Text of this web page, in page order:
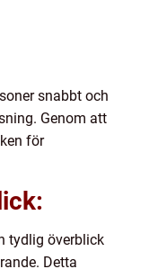
snabbt och
Genom att
för
tydlig överblick
Detta